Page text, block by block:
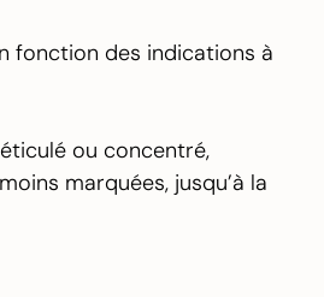
fonction des indications à
ou concentré,
marquées, jusqu’à la